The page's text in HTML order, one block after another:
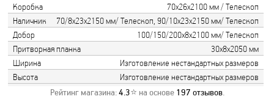
Коробка
70х26х2100 мм / Телескоп
Наличник
70/8х23х2150 мм/ Телескоп, 90/10х23х2150 мм/ Телескоп
Добор
100/150/200х8х2100 мм/ Телескоп
Притворная планка
30х8х2050 мм
Ширина
Изготовление нестандартных размеров
Высота
Изготовление нестандартных размеров
Рейтинг магазина:4.3⭐ на основе 197 отзывов.